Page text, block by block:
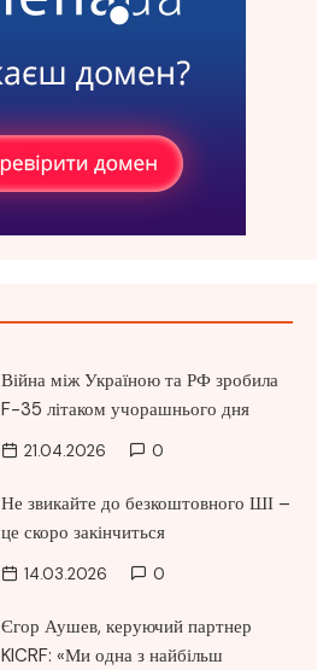
Війна між Україною та РФ зробила
F-35 літаком учорашнього дня
21.04.2026 0
Не звикайте до безкоштовного ШІ –
це скоро закінчиться
14.03.2026 0
Єгор Аушев, керуючий партнер
KICRF: «Ми одна з найбільш